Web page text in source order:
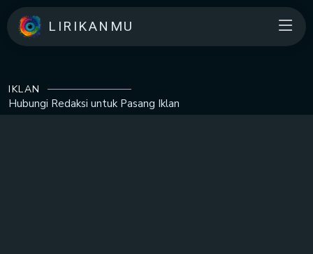
LIRIKANMU
IKLAN
Hubungi Redaksi untuk Pasang Iklan